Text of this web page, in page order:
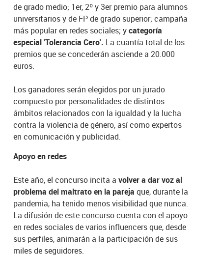
de grado medio; 1er, 2º y 3er premio para alumnos
universitarios y de FP de grado superior; campaña
más popular en redes sociales; ycategoría
especial 'Tolerancia Cero'. La cuantía total de los
premios que se concederán asciende a 20.000
euros.
Los ganadores serán elegidos por un jurado
compuesto por personalidades de distintos
ámbitos relacionados con la igualdad y la lucha
contra la violencia de género, así como expertos
en comunicación y publicidad.
Apoyo en redes
Este año, el concurso incita a volver a dar voz al
problema del maltrato en la pareja que, durante la
pandemia, ha tenido menos visibilidad que nunca.
La difusión de este concurso cuenta con el apoyo
en redes sociales de varios influencers que, desde
sus perfiles, animarán a la participación de sus
miles de seguidores.